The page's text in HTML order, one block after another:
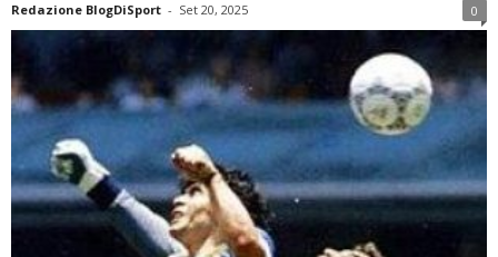
Redazione BlogDiSport - Set 20, 2025 0